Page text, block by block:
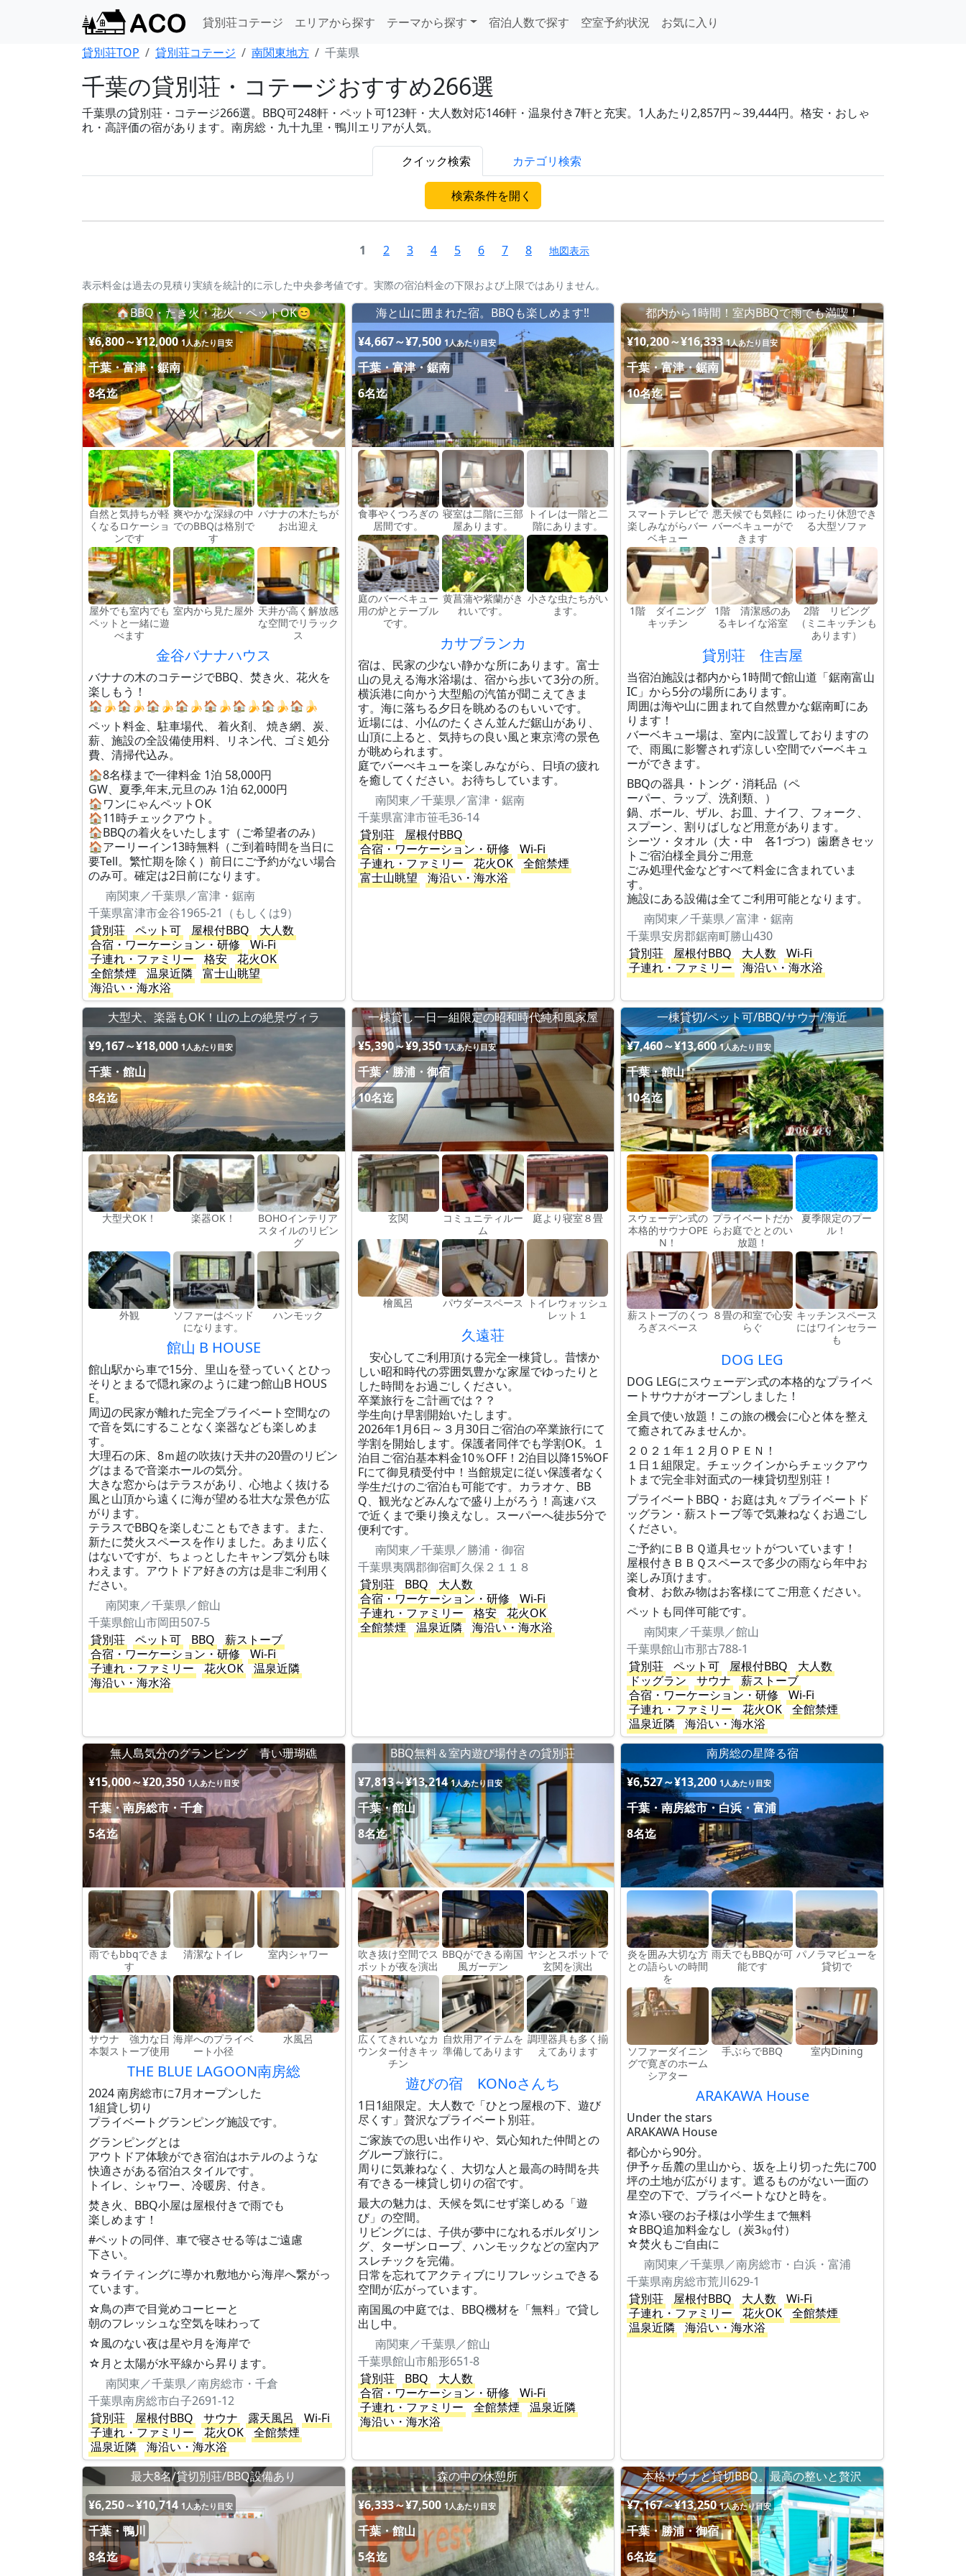
貸別荘コテージ エリアから探す テーマから探す 宿泊人数で探す 空室予約状況
お気に入り
貸別荘TOP
貸別荘コテージ 南関東地方 千葉県
千葉の貸別荘・コテージおすすめ266選
千葉県の貸別荘・コテージ266選。BBQ可248軒・ペット可123軒・大人数対応146軒・温泉付き7軒と充実。1人あたり2,857円～39,444円。格安・おしゃ
れ・高評価の宿があります。南房総・九十九里・鴨川エリアが人気。
クイック検索 カテゴリ検索
検索条件を開く
1 2 3 4 5 6 7 8 地図表示
表示料金は過去の見積り実績を統計的に示した中央参考値です。実際の宿泊料金の下限および上限ではありません。
🏠BBQ・たき火・花火・ペットOK😊
¥6,800～¥12,000 1人あたり目安
千葉・富津・鋸南
8名迄
自然と気持ちが軽
くなるロケーショ
ンです
爽やかな深緑の中
でのBBQは格別で
す
バナナの木たちが
お出迎え
屋外でも室内でも
ペットと一緒に遊
べます
室内から見た屋外 天井が高く解放感
な空間でリラック
ス
金谷バナナハウス
バナナの木のコテージでBBQ、焚き火、花火を
楽しもう！
🏠🍌🏠🍌🏠🍌🏠🍌🏠🍌🏠🍌🏠🍌🏠🍌
ペット料金、駐車場代、 着火剤、 焼き網、炭、
薪、施設の全設備使用料、リネン代、ゴミ処分
費、清掃代込み。
🏠8名様まで一律料金 1泊 58,000円
GW、夏季,年末,元旦のみ 1泊 62,000円
🏠ワンにゃんペットOK
🏠11時チェックアウト。
🏠BBQの着火をいたします（ご希望者のみ）
🏠アーリーイン13時無料（ご到着時間を当日に
要Tell。繁忙期を除く）前日にご予約がない場合
のみ可。確定は2日前になります。
南関東／千葉県／富津・鋸南
千葉県富津市金谷1965-21（もしくは9）
貸別荘
ペット可 屋根付BBQ
大人数
合宿・ワーケーション・研修
Wi-Fi
子連れ・ファミリー
格安
花火OK
全館禁煙
温泉近隣
富士山眺望
海沿い・海水浴
海と山に囲まれた宿。BBQも楽しめます‼
¥4,667～¥7,500 1人あたり目安
千葉・富津・鋸南
6名迄
食事やくつろぎの
居間です。
寝室は二階に三部
屋あります。
トイレは一階と二
階にあります。
庭のバーベキュー
用の炉とテーブル
です。
黄菖蒲や紫蘭がき
れいです。
小さな虫たちがい
ます。
カサブランカ
宿は、民家の少ない静かな所にあります。富士
山の見える海水浴場は、宿から歩いて3分の所。
横浜港に向かう大型船の汽笛が聞こえてきま
す。海に落ちる夕日を眺めるのもいいです。
近場には、小仏のたくさん並んだ鋸山があり、
山頂に上ると、気持ちの良い風と東京湾の景色
が眺められます。
庭でバーべキューを楽しみながら、日頃の疲れ
を癒してください。お待ちしています。
南関東／千葉県／富津・鋸南
千葉県富津市笹毛36-14
貸別荘
屋根付BBQ
合宿・ワーケーション・研修
Wi-Fi
子連れ・ファミリー
花火OK
全館禁煙
富士山眺望
海沿い・海水浴
都内から1時間！室内BBQで雨でも満喫！
¥10,200～¥16,333 1人あたり目安
千葉・富津・鋸南
10名迄
スマートテレビで
楽しみながらバー
ベキュー
悪天候でも気軽に
バーベキューがで
きます
ゆったり休憩でき
る大型ソファ
1階 ダイニング
キッチン
1階 清潔感のあ
るキレイな浴室
2階 リビング
（ミニキッチンも
あります）
貸別荘 住吉屋
当宿泊施設は都内から1時間で館山道「鋸南富山
IC」から5分の場所にあります。
周囲は海や山に囲まれて自然豊かな鋸南町にあ
ります！
バーベキュー場は、室内に設置しておりますの
で、雨風に影響されず涼しい空間でバーベキュ
ーができます。
BBQの器具・トング・消耗品（ペ
ーパー、ラップ、洗剤類、）
鍋、ボール、ザル、お皿、ナイフ、フォーク、
スプーン、割りばしなど用意があります。
シーツ・タオル（大・中 各1づつ）歯磨きセッ
トご宿泊様全員分ご用意
ごみ処理代金などすべて料金に含まれていま
す。
施設にある設備は全てご利用可能となります。
南関東／千葉県／富津・鋸南
千葉県安房郡鋸南町勝山430
貸別荘
屋根付BBQ 大人数
Wi-Fi
子連れ・ファミリー
海沿い・海水浴
大型犬、楽器もOK！山の上の絶景ヴィラ
¥9,167～¥18,000 1人あたり目安
千葉・館山
8名迄
大型犬OK！ 楽器OK！
BOHOインテリア
スタイルのリビン
グ
外観
ソファーはベッド
になります。
ハンモック
館山 B HOUSE
館山駅から車で15分、里山を登っていくとひっ
そりとまるで隠れ家のように建つ館山B HOUS
E。
周辺の民家が離れた完全プライベート空間なの
で音を気にすることなく楽器なども楽しめま
す。
大理石の床、8ｍ超の吹抜け天井の20畳のリビン
グはまるで音楽ホールの気分。
大きな窓からはテラスがあり、心地よく抜ける
風と山頂から遠くに海が望める壮大な景色が広
がります。
テラスでBBQを楽しむこともできます。また、
新たに焚火スペースを作りました。あまり広く
はないですが、ちょっとしたキャンプ気分も味
わえます。アウトドア好きの方は是非ご利用く
ださい。
南関東／千葉県／館山
千葉県館山市岡田507-5
貸別荘
ペット可 BBQ
薪ストーブ
合宿・ワーケーション・研修
Wi-Fi
子連れ・ファミリー
花火OK
温泉近隣
海沿い・海水浴
一棟貸し一日一組限定の昭和時代純和風家屋
¥5,390～¥9,350 1人あたり目安
千葉・勝浦・御宿
10名迄
玄関
コミュニティルー
ム
庭より寝室８畳
檜風呂 パウダースペース
トイレウォッシュ
レット１
久遠荘
安心してご利用頂ける完全一棟貸し。昔懐か
しい昭和時代の雰囲気豊かな家屋でゆったりと
した時間をお過ごしください。
卒業旅行をご計画では？？
学生向け早割開始いたします。
2026年1月6日～３月30日ご宿泊の卒業旅行にて
学割を開始します。保護者同伴でも学割OK。１
泊目ご宿泊基本料金10％OFF！2泊目以降15%OF
Fにて御見積受付中！当館規定に従い保護者なく
学生だけのご宿泊も可能です。カラオケ、BB
Q、観光などみんなで盛り上がろう！高速バス
で近くまで乗り換えなし。スーパーへ徒歩5分で
便利です。
南関東／千葉県／勝浦・御宿
千葉県夷隅郡御宿町久保２１１８
貸別荘
BBQ
大人数
合宿・ワーケーション・研修
Wi-Fi
子連れ・ファミリー
格安
花火OK
全館禁煙
温泉近隣 海沿い・海水浴
一棟貸切/ペット可/BBQ/サウナ/海近
¥7,460～¥13,600 1人あたり目安
千葉・館山
10名迄
スウェーデン式の
本格的サウナOPE
N！
プライベートだか
らお庭でととのい
放題！
夏季限定のプー
ル！
薪ストーブのくつ
ろぎスペース
８畳の和室で心安
らぐ
キッチンスペース
にはワインセラー
も
DOG LEG
DOG LEGにスウェーデン式の本格的なプライベ
ートサウナがオープンしました！
全員で使い放題！この旅の機会に心と体を整え
て癒されてみませんか。
２０２１年１２月ＯＰＥＮ！
１日１組限定。チェックインからチェックアウ
トまで完全非対面式の一棟貸切型別荘！
プライベートBBQ・お庭は丸々プライベートド
ッグラン・薪ストーブ等で気兼ねなくお過ごし
ください。
ご予約にＢＢＱ道具セットがついています！
屋根付きＢＢＱスペースで多少の雨なら年中お
楽しみ頂けます。
食材、お飲み物はお客様にてご用意ください。
ペットも同伴可能です。
南関東／千葉県／館山
千葉県館山市那古788-1
貸別荘
ペット可 屋根付BBQ
大人数
ドッグラン
サウナ
薪ストーブ
合宿・ワーケーション・研修
Wi-Fi
子連れ・ファミリー
花火OK
全館禁煙
温泉近隣
海沿い・海水浴
無人島気分のグランピング 青い珊瑚礁
¥15,000～¥20,350 1人あたり目安
千葉・南房総市・千倉
5名迄
雨でもbbqできま
す
清潔なトイレ 室内シャワー
サウナ 強力な日
本製ストーブ使用
海岸へのプライベ
ート小径
水風呂
THE BLUE LAGOON南房総
2024 南房総市に7月オープンした
1組貸し切り
プライベートグランピング施設です。
グランピングとは
アウトドア体験ができ宿泊はホテルのような
快適さがある宿泊スタイルです。
トイレ、シャワー、冷暖房、付き。
焚き火、BBQ小屋は屋根付きで雨でも
楽しめます！
#ペットの同伴、車で寝させる等はご遠慮
下さい。
☆ライティングに導かれ敷地から海岸へ繋がっ
ています。
☆鳥の声で目覚めコーヒーと
朝のフレッシュな空気を味わって
☆風のない夜は星や月を海岸で
☆月と太陽が水平線から昇ります。
南関東／千葉県／南房総市・千倉
千葉県南房総市白子2691-12
貸別荘
屋根付BBQ サウナ 露天風呂
Wi-Fi
子連れ・ファミリー
花火OK
全館禁煙
温泉近隣
海沿い・海水浴
BBQ無料＆室内遊び場付きの貸別荘
¥7,813～¥13,214 1人あたり目安
千葉・館山
8名迄
吹き抜け空間でス
ポットが夜を演出
BBQができる南国
風ガーデン
ヤシとスポットで
玄関を演出
広くてきれいなカ
ウンター付きキッ
チン
自炊用アイテムを
準備してあります
調理器具も多く揃
えてあります
遊びの宿 KONoさんち
1日1組限定。大人数で「ひとつ屋根の下、遊び
尽くす」贅沢なプライベート別荘。
ご家族での思い出作りや、気心知れた仲間との
グループ旅行に。
周りに気兼ねなく、大切な人と最高の時間を共
有できる一棟貸し切りの宿です。
最大の魅力は、天候を気にせず楽しめる「遊
び」の空間。
リビングには、子供が夢中になれるボルダリン
グ、ターザンロープ、ハンモックなどの室内ア
スレチックを完備。
日常を忘れてアクティブにリフレッシュできる
空間が広がっています。
南国風の中庭では、BBQ機材を「無料」で貸し
出し中。
南関東／千葉県／館山
千葉県館山市船形651-8
貸別荘
BBQ
大人数
合宿・ワーケーション・研修
Wi-Fi
子連れ・ファミリー
全館禁煙
温泉近隣
海沿い・海水浴
南房総の星降る宿
¥6,527～¥13,200 1人あたり目安
千葉・南房総市・白浜・富浦
8名迄
炎を囲み大切な方
との語らいの時間
を
雨天でもBBQが可
能です
パノラマビューを
貸切で
ソファーダイニン
グで寛ぎのホーム
シアター
手ぶらでBBQ 室内Dining
ARAKAWA House
Under the stars
ARAKAWA House
都心から90分。
伊予ヶ岳麓の里山から、坂を上り切った先に700
坪の土地が広がります。遮るものがない一面の
星空の下で、プライベートなひと時を。
☆添い寝のお子様は小学生まで無料
☆BBQ追加料金なし（炭3㎏付）
☆焚火もご自由に
南関東／千葉県／南房総市・白浜・富浦
千葉県南房総市荒川629-1
貸別荘
屋根付BBQ 大人数
Wi-Fi
子連れ・ファミリー
花火OK
全館禁煙
温泉近隣
海沿い・海水浴
最大8名/貸切別荘/BBQ設備あり
¥6,250～¥10,714 1人あたり目安
千葉・鴨川
8名迄
森の中の休憩所
¥6,333～¥7,500 1人あたり目安
千葉・館山
5名迄
本格サウナと貸切BBQ。最高の整いと贅沢
¥7,167～¥13,250 1人あたり目安
千葉・勝浦・御宿
6名迄